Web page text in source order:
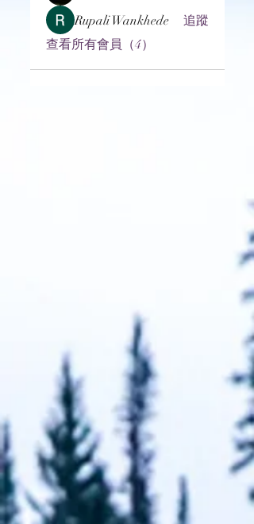
Rupali Wankhede
追蹤
查看所有會員（4）